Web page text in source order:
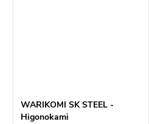
WARIKOMI SK STEEL -
Higonokami